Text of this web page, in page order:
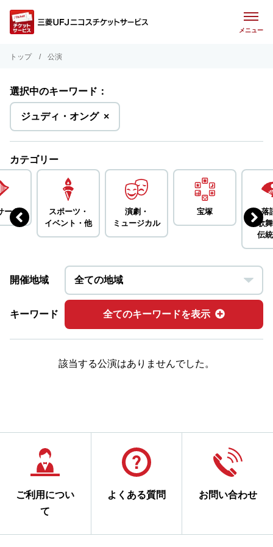
メニュー
トップ 公演
選択中のキーワード：
ジュディ・オングを
削
除
×
カテゴリー
ート
スポーツ・
イベント・ 他
演劇・
ミュージカル
宝塚
落
歌
伝
開催地域
キーワード 全てのキーワードを表示
該当する公演はありませんでした。
ご利用につい
て
よくある質問 お問い合わせ